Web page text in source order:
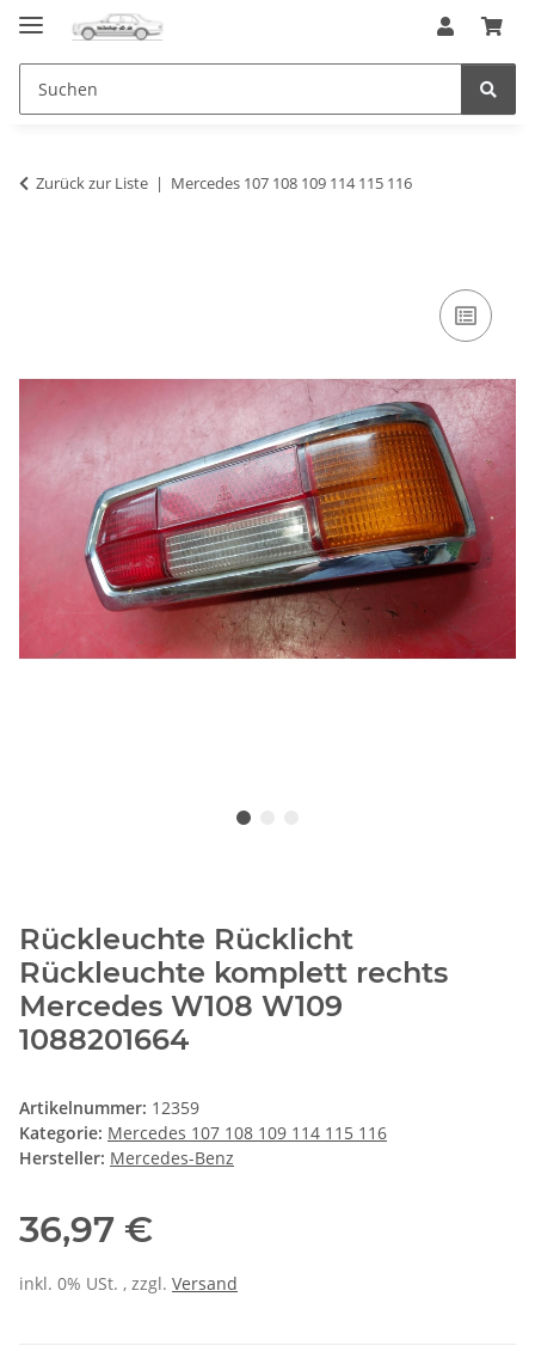
Zurück zur Liste Mercedes 107 108 109 114 115 116
Rückleuchte Rücklicht
Rückleuchte komplett rechts
Mercedes W108 W109
1088201664
Artikelnummer: 12359
Kategorie: Mercedes 107 108 109 114 115 116
Hersteller: Mercedes-Benz
36,97 €
inkl. 0% USt. , zzgl. Versand